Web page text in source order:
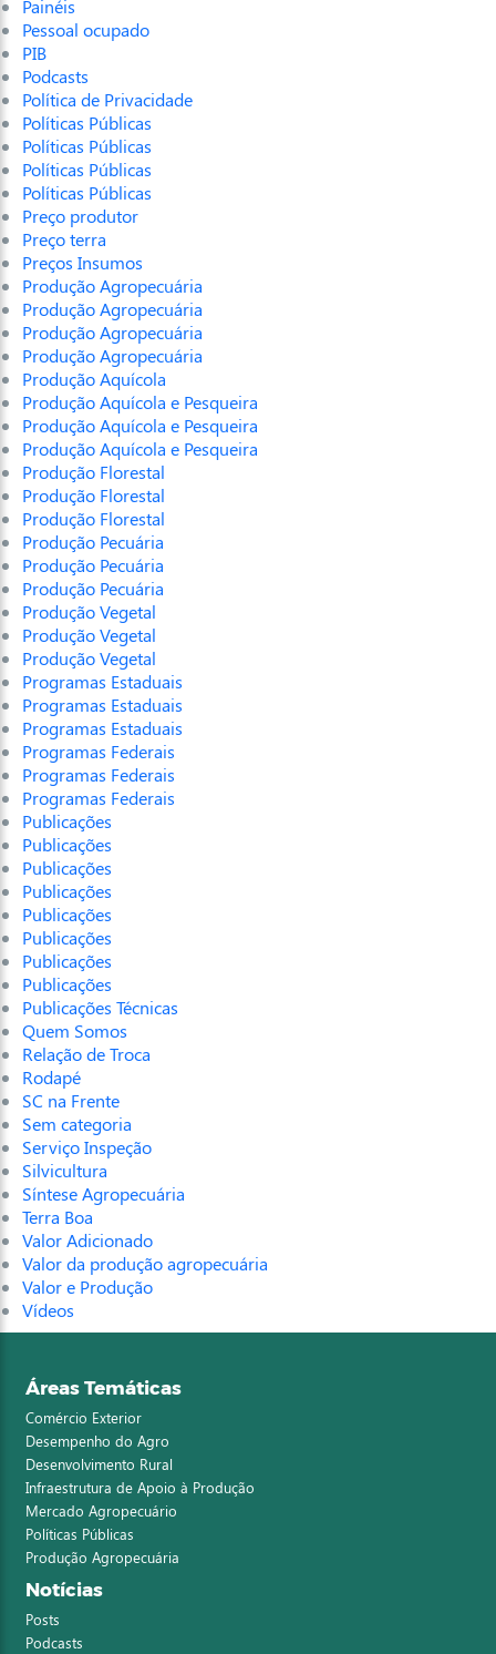
Painéis
Pessoal ocupado
PIB
Podcasts
Política de Privacidade
Políticas Públicas
Políticas Públicas
Políticas Públicas
Políticas Públicas
Preço produtor
Preço terra
Preços Insumos
Produção Agropecuária
Produção Agropecuária
Produção Agropecuária
Produção Agropecuária
Produção Aquícola
Produção Aquícola e Pesqueira
Produção Aquícola e Pesqueira
Produção Aquícola e Pesqueira
Produção Florestal
Produção Florestal
Produção Florestal
Produção Pecuária
Produção Pecuária
Produção Pecuária
Produção Vegetal
Produção Vegetal
Produção Vegetal
Programas Estaduais
Programas Estaduais
Programas Estaduais
Programas Federais
Programas Federais
Programas Federais
Publicações
Publicações
Publicações
Publicações
Publicações
Publicações
Publicações
Publicações
Publicações Técnicas
Quem Somos
Relação de Troca
Rodapé
SC na Frente
Sem categoria
Serviço Inspeção
Silvicultura
Síntese Agropecuária
Terra Boa
Valor Adicionado
Valor da produção agropecuária
Valor e Produção
Vídeos
Áreas Temáticas
Comércio Exterior
Desempenho do Agro
Desenvolvimento Rural
Infraestrutura de Apoio à Produção
Mercado Agropecuário
Políticas Públicas
Produção Agropecuária
Notícias
Posts
Podcasts